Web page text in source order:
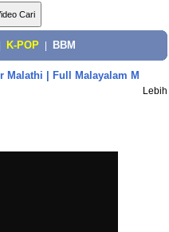
K-POP BBM
Malathi | Full Malayalam M
Lebih